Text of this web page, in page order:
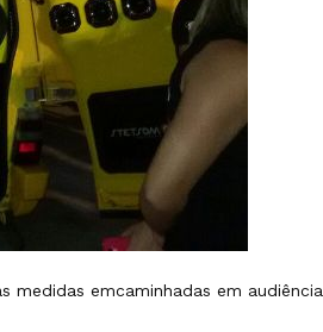
medidas emcaminhadas em audiência